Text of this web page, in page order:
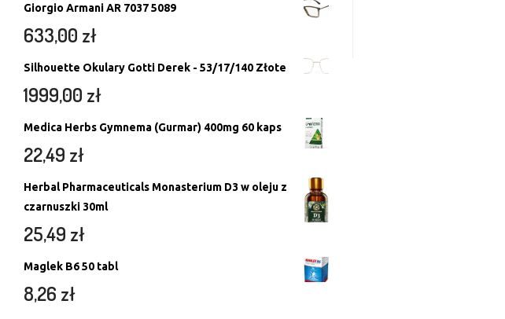
Giorgio Armani AR 7037 5089
633,00 zł
Silhouette Okulary Gotti Derek - 53/17/140 Złote
1999,00 zł
Medica Herbs Gymnema (Gurmar) 400mg 60 kaps
22,49 zł
Herbal Pharmaceuticals Monasterium D3 w oleju z
czarnuszki 30ml
25,49 zł
Maglek B6 50 tabl
8,26 zł